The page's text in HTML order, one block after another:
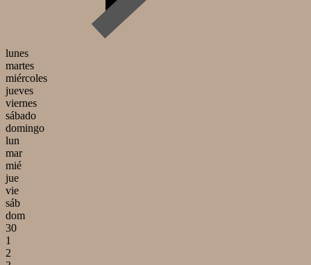
lunes
martes
miércoles
jueves
viernes
sábado
domingo
lun
mar
mié
jue
vie
sáb
dom
30
1
2